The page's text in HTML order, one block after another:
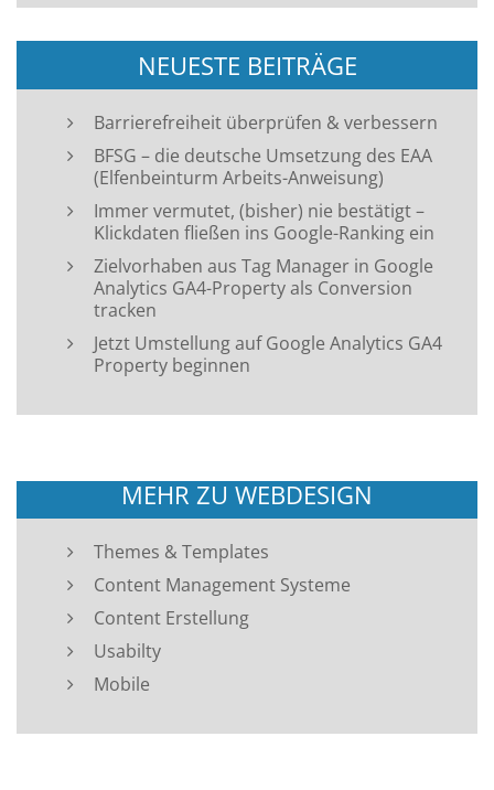
NEUESTE BEITRÄGE
Barrierefreiheit überprüfen & verbessern
BFSG – die deutsche Umsetzung des EAA
(Elfenbeinturm Arbeits-Anweisung)
Immer vermutet, (bisher) nie bestätigt –
Klickdaten fließen ins Google-Ranking ein
Zielvorhaben aus Tag Manager in Google
Analytics GA4-Property als Conversion
tracken
Jetzt Umstellung auf Google Analytics GA4
Property beginnen
MEHR ZU WEBDESIGN
Themes & Templates
Content Management Systeme
Content Erstellung
Usabilty
Mobile